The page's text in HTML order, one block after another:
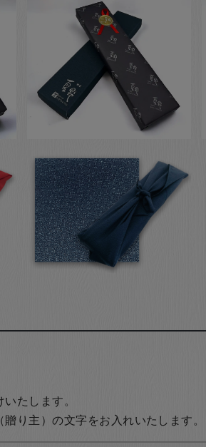
たします。
り主）の文字をお入れいたします。